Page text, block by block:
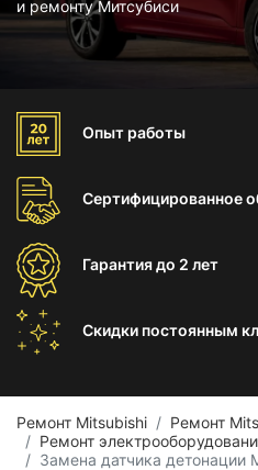
и ремонту Митсубиси
Опыт работы
Сертифицированное
Гарантиядо 2 лет
Скидки постоянным
Ремонт Mitsubishi
Ремонт
Ремонт
Замена датчика детонации